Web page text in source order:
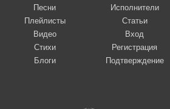
Песни
Плейлисты
Видео
Стихи
Блоги
Исполнители
Статьи
Вход
Регистрация
Подтверждение